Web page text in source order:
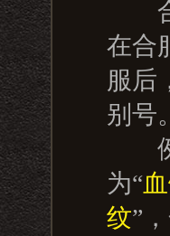
合
在合
服后
别号
例
为“
纹”